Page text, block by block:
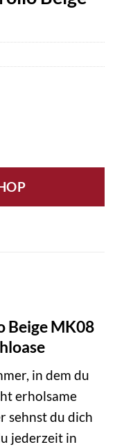
Beige MK08
in dem du
erholsame
sehnst du dich
jederzeit in